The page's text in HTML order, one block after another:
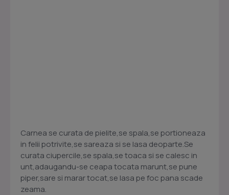
Carnea se curata de pielite,se spala,se portioneaza
in felii potrivite,se sareaza si se lasa deoparte.Se
curata ciupercile,se spala,se toaca si se calesc in
unt,adaugandu-se ceapa tocata marunt,se pune
piper,sare si marar tocat,se lasa pe foc pana scade
zeama.